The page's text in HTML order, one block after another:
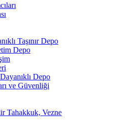
Taşınır Depo
Depo
Depo
ve Güvenliği
Tahakkuk, Vezne